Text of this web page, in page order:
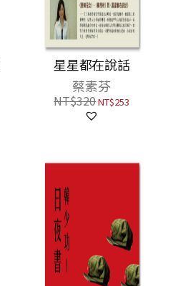
星星都在說話
蔡素芬
NT$320NT$253